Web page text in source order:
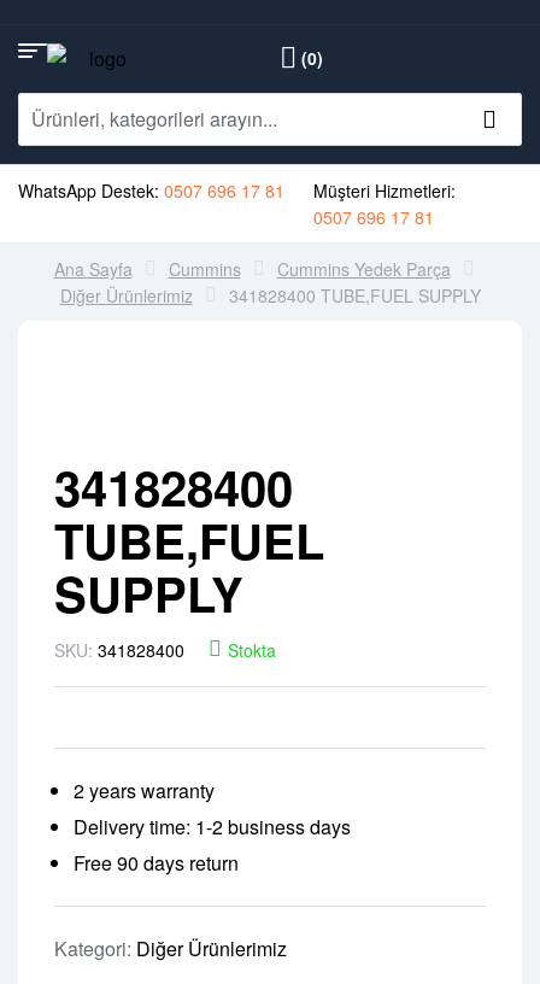
(0)
WhatsApp Destek: 0507 696 17 81
Müşteri Hizmetleri:
0507 696 17 81
Ana Sayfa Cummins
Cummins Yedek Parça
Diğer Ürünlerimiz
341828400 TUBE,FUEL SUPPLY
341828400
TUBE,FUEL
SUPPLY
SKU: 341828400 Stokta
2 years warranty
Delivery time: 1-2 business days
Free 90 days return
Kategori: Diğer Ürünlerimiz